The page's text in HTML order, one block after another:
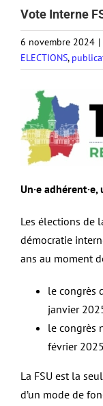
Vote Interne
6 novembre 2024 |
ELECTIONS,
Un·e
Les élections de
démocratie
ans au moment
le congrès
janvier
le congrès
février
La FSU est la
d’un mode de